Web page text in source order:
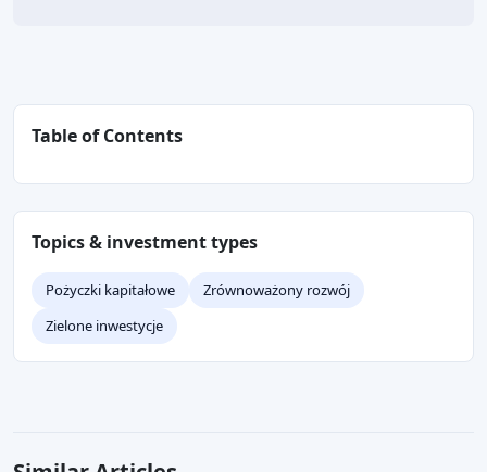
Table of Contents
Topics & investment types
Pożyczki kapitałowe
Zrównoważony rozwój
Zielone inwestycje